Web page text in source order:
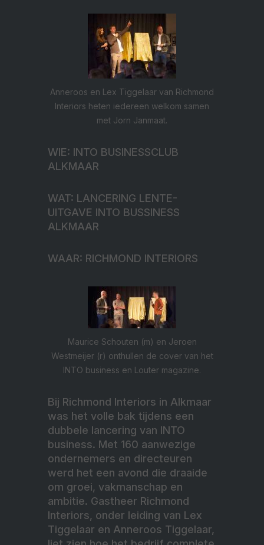
Anneroos en Lex Tiggelaar van Richmond
Interiors heten iedereen welkom samen
met Jorn Janmaat.
WIE: INTO BUSINESSCLUB
ALKMAAR
WAT: LANCERING LENTE-
UITGAVE INTO BUSSINESS
ALKMAAR
WAAR: RICHMOND INTERIORS
Maurice Schouten (m) en Jeroen
Westmeijer (r) onthullen de cover van het
INTO business en Louter magazine.
Bij Richmond Interiors in Alkmaar
was het volle bak tijdens een
dubbele lancering van INTO
business. Met 160 aanwezige
ondernemers en directeuren
werd het een avond die draaide
om groei, vakmanschap en
ambitie. Gastheer Richmond
Interiors, onder leiding van Lex
Tiggelaar en Anneroos Tiggelaar,